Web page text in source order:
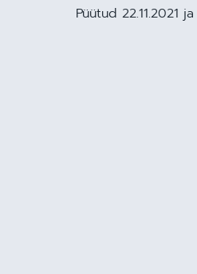
Püütud 22.11.2021